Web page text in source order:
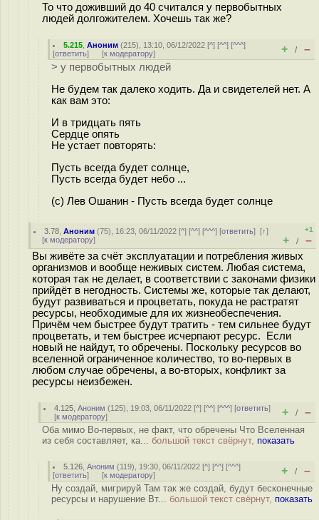
То что доживший до 40 считался у первобытных
людей долгожителем. Хочешь так же?
5.215 ,Аноним (215), 13:10, 06/12/2022 [^] [^^] [^^^]
[ответить] [к модератору] + / –
> у первобытных людей
Не будем так далеко ходить. Да и свидетелей нет. А
как вам это:
И в тридцать пять
Сердце опять
Не устает повторять:
Пусть всегда будет солнце,
Пусть всегда будет небо ...
(с) Лев Ошанин - Пусть всегда будет солнце
3.78 ,Аноним (75), 16:23, 06/11/2022 [^] [^^] [^^^] [ответить][↑]
[к модератору]
+1
+ / –
Вы живёте за счёт эксплуатации и потребления живых
организмов и вообще неживых систем. Любая система,
которая так не делает, в соответствии с законами физики
прийдёт в негодность. Системы же, которые так делают,
будут развиваться и процветать, покуда не растратят
ресурсы, необходимые для их жизнеобеспечения.
Причём чем быстрее будут тратить - тем сильнее будут
процветать, и тем быстрее исчерпают ресурс. Если
новый не найдут, то обречены. Поскольку ресурсов во
вселенной ограниченное количество, то во-первых в
любом случае обречены, а во-вторых, конфликт за
ресурсы неизбежен.
4.125 ,Аноним (125), 19:03, 06/11/2022 [^] [^^] [^^^] [ответить]
[к модератору] + / –
Оба мимо Во-первых, не факт, что обречены Что Вселенная
из себя составляет, ка... большой текст свёрнут, показать
5.126 ,Аноним (119), 19:30, 06/11/2022 [^] [^^] [^^^]
[ответить] [к модератору] + / –
Ну создай, мигрируй Там так же создай, будут бесконечные
ресурсы и нарушение Вт... большой текст свёрнут, показать